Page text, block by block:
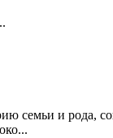
семьи и рода,